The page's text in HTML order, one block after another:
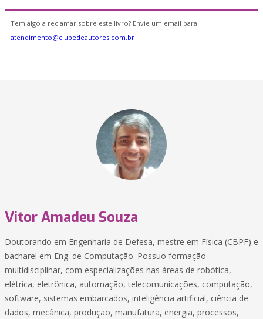
Tem algo a reclamar sobre este livro? Envie um email para
atendimento@clubedeautores.com.br
Vitor Amadeu Souza
Doutorando em Engenharia de Defesa, mestre em Física (CBPF) e
bacharel em Eng. de Computação. Possuo formação
multidisciplinar, com especializações nas áreas de robótica,
elétrica, eletrônica, automação, telecomunicações, computação,
software, sistemas embarcados, inteligência artificial, ciência de
dados, mecânica, produção, manufatura, energia, processos,